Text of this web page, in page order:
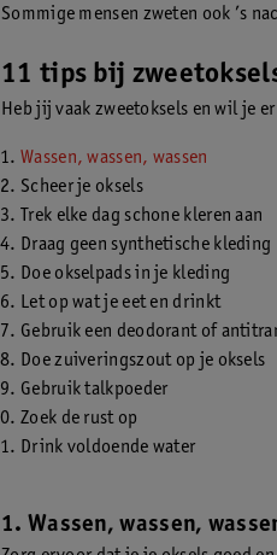
Sommige mensen zweten ook ’s
11 tips bij
Heb jij vaak zweetoksels en wil je
Wassen, wassen, wassen
Scheer je oksels
Trek elke dag schone kleren aan
Draag geen synthetische kleding
Doe okselpads in je kleding
Let op wat je eet en drinkt
Gebruik een deodorant of
Doe zuiveringszout op je oksels
Gebruik talkpoeder
Zoek de rust op
Drink voldoende water
1. Wassen, wassen,